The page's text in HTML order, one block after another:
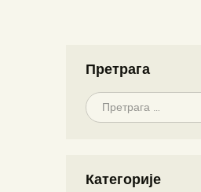
Претрага
Категорије